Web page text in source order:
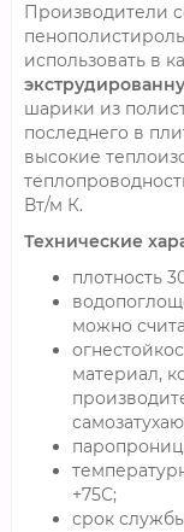
Производители
использовать в
шарики из
последнего в
высокие
Вт/м К.
Технические
плотность
можно
материал,
+75С;
срок